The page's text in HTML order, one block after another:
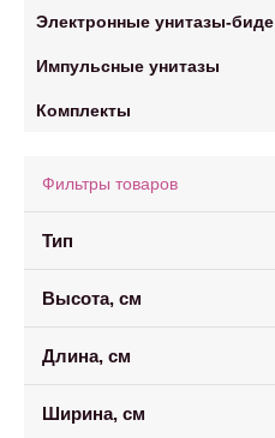
Электронные унитазы-биде
Импульсные унитазы
Комплекты
Фильтры товаров
Тип
Высота, см
Длина, см
Ширина, см